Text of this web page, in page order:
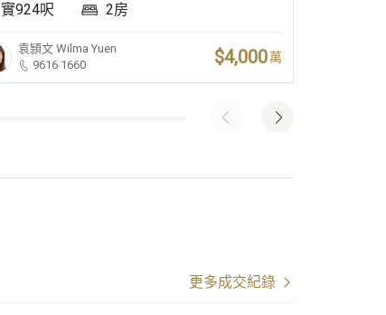
實924呎 2房
袁頴文 Wilma Yuen
9616 1660
$4,000萬
更多成交紀錄